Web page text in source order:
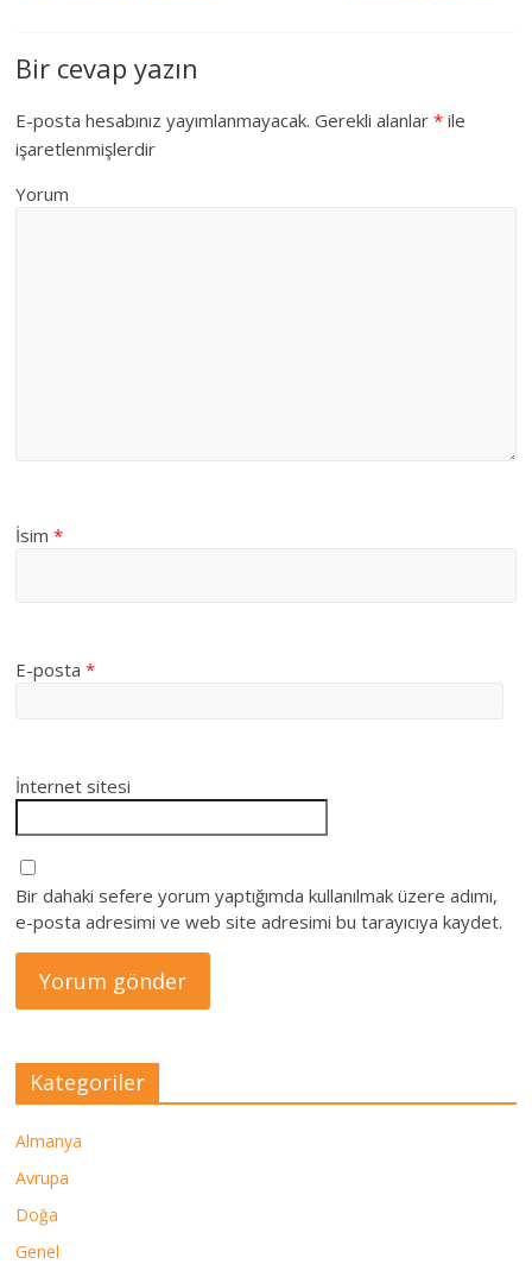
Bir cevap yazın
E-posta hesabınız yayımlanmayacak. Gerekli alanlar* ile
işaretlenmişlerdir
Yorum
İsim*
E-posta*
İnternet sitesi
Bir dahaki sefere yorum yaptığımda kullanılmak üzere adımı,
e-posta adresimi ve web site adresimi bu tarayıcıya kaydet.
Kategoriler
Almanya
Avrupa
Doğa
Genel